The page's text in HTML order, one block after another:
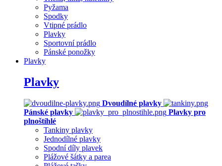
Pyžama
Spodky
Vtipné prádlo
Plavky
Sportovní prádlo
Pánské ponožky
Plavky
Plavky
Dvoudílné plavky
Pánské plavky
Plavky pro
plnoštíhlé
Tankiny plavky
Jednodílné plavky
Spodní díly plavek
Plážové šátky a parea